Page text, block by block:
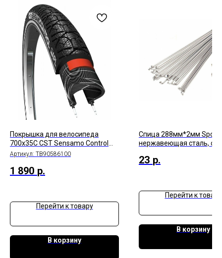
Покрышка для велосипеда
700x35C CST Sensamo Control
C1814 28х1.5/8x1.3/8
Артикул: TB90586100
1 890 р.
Перейти к товару
В корзину
Спица 288мм*2мм
нержавеющая сталь, с
23 р.
Перейти к товару
В корзину